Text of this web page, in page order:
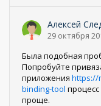
Алексей
29 октября
Была подобная
Попробуйте
приложения https://
binding-tool
проще.